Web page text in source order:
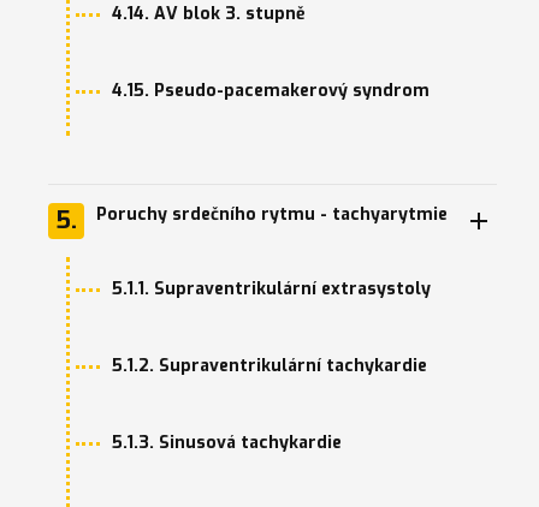
4.14. AV blok 3. stupně
4.15. Pseudo-pacemakerový syndrom
5. Poruchy srdečního rytmu - tachyarytmie
5.1.1. Supraventrikulární extrasystoly
5.1.2. Supraventrikulární tachykardie
5.1.3. Sinusová tachykardie